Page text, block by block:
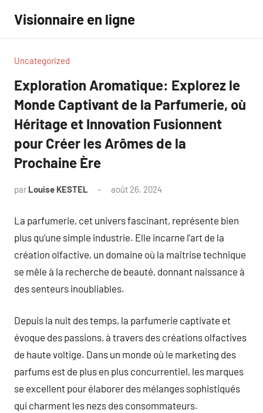
contenu
Visionnaire en ligne
Uncategorized
Exploration Aromatique: Explorez le
Monde Captivant de la Parfumerie, où
Héritage et Innovation Fusionnent
pour Créer les Arômes de la
Prochaine Ère
par Louise KESTEL août 26, 2024
La parfumerie, cet univers fascinant, représente bien
plus qu’une simple industrie. Elle incarne l’art de la
création olfactive, un domaine où la maîtrise technique
se mêle à la recherche de beauté, donnant naissance à
des senteurs inoubliables.
Depuis la nuit des temps, la parfumerie captivate et
évoque des passions, à travers des créations olfactives
de haute voltige. Dans un monde où le marketing des
parfums est de plus en plus concurrentiel, les marques
se excellent pour élaborer des mélanges sophistiqués
qui charment les nezs des consommateurs.